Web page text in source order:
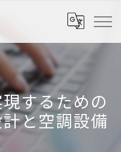
するための
と空調設備